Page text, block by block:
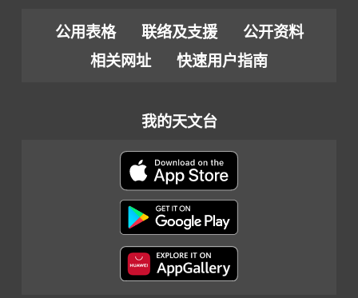
公用表格 联络及支援
公开资料
相关网址
快速用户指南
我的天文台